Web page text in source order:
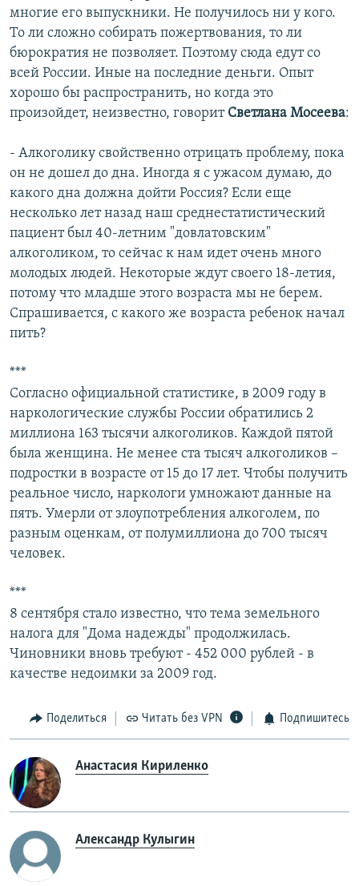
многие его выпускники. Не получилось ни у кого.
То ли сложно собирать пожертвования, то ли
бюрократия не позволяет. Поэтому сюда едут со
всей России. Иные на последние деньги. Опыт
хорошо бы распространить, но когда это
произойдет, неизвестно, говорит Светлана Мосеева:
- Алкоголику свойственно отрицать проблему, пока
он не дошел до дна. Иногда я с ужасом думаю, до
какого дна должна дойти Россия? Если еще
несколько лет назад наш среднестатистический
пациент был 40-летним "довлатовским"
алкоголиком, то сейчас к нам идет очень много
молодых людей. Некоторые ждут своего 18-летия,
потому что младше этого возраста мы не берем.
Спрашивается, с какого же возраста ребенок начал
пить?
***
Согласно официальной статистике, в 2009 году в
наркологические службы России обратились 2
миллиона 163 тысячи алкоголиков. Каждой пятой
была женщина. Не менее ста тысяч алкоголиков –
подростки в возрасте от 15 до 17 лет. Чтобы получить
реальное число, наркологи умножают данные на
пять. Умерли от злоупотребления алкоголем, по
разным оценкам, от полумиллиона до 700 тысяч
человек.
***
8 сентября стало известно, что тема земельного
налога для "Дома надежды" продолжилась.
Чиновники вновь требуют - 452 000 рублей - в
качестве недоимки за 2009 год.
Поделиться Читать без VPN Подпишитесь
Анастасия Кириленко
Александр Кулыгин